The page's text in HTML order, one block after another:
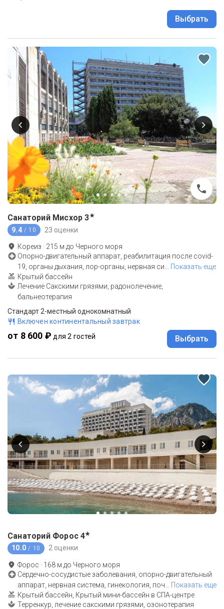
Выбрать
Санаторий Мисхор 3★
9.4 / 10 23 оценки
Кореиз · 215 м до Черного моря
Опорно-двигательный аппарат, реабилитация после covid-
19, органы дыхания, лор-органы, нервная си
Показать еще
Крытый бассейн
Лечение Сакскими грязями, радонолечение,
бальнеотерапия
Стандарт 2-местный однокомнатный
Включен континентальный завтрак
от 8 600 ₽ для 2 гостей Выбрать
Санаторий Форос 4★
10.0 / 10 2 оценки
Форос · 168 м до Черного моря
Сердечно-сосудистые заболевания, опорно-двигательный
аппарат, нервная система, гинекология, поч
Показать еще
Крытый бассейн, Крытый мини-бассейн в СПА-центре
Терренкур, лечение сакскими грязями, озонотерапия